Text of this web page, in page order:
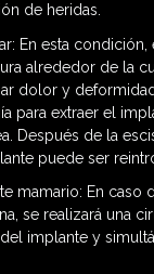
de heridas.
En esta
alrededor de la
dolor y
para extraer el
Después de la
puede ser
mamario: En caso
se realizará una
implante y